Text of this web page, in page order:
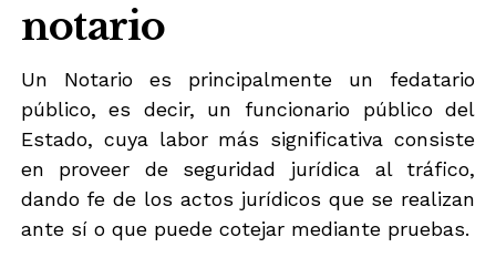
notario
Un Notario es principalmente un fedatario
público, es decir, un funcionario público del
Estado, cuya labor más significativa consiste
en proveer de seguridad jurídica al tráfico,
dando fe de los actos jurídicos que se realizan
ante sí o que puede cotejar mediante pruebas.